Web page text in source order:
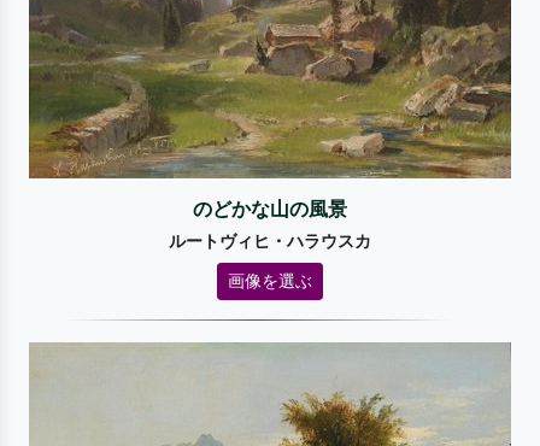
のどかな山の風景
ルートヴィヒ・ハラウスカ
画像を選ぶ